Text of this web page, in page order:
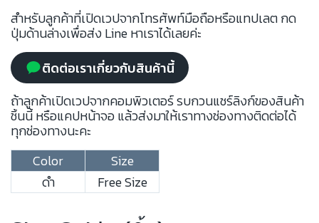
สำหรับลูกค้าที่เปิดเวปจากโทรศัพท์มือถือหรือแทปเลต กด
ปุ่มด้านล่างเพื่อส่ง Line หาเราได้เลยค่ะ
ติดต่อเราเกี่ยวกับสินค้านี้
ถ้าลูกค้าเปิดเวปจากคอมพิวเตอร์ รบกวนแชร์ลิงก์ของสินค้า
ชิ้นนี้ หรือแคปหน้าจอ แล้วส่งมาให้เราทางช่องทางติดต่อได้
ทุกช่องทางนะคะ
Color
Size
ดำ
Free Size